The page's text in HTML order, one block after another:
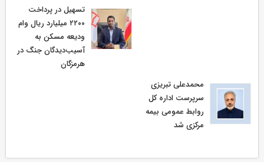
تسهیل در پرداخت
۲۲۰۰ میلیارد ریال وام
ودیعه مسکن به
آسیب‌دیدگان جنگ در
هرمزگان
محمدعلی تبریزی
سرپرست اداره كل
روابط عمومی بیمه
مركزی شد